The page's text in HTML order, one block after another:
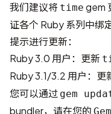
我们建议将 time gem
证各个 Ruby 系列中绑
提示进行更新：
Ruby 3.0 用户：更新
Ruby 3.1/3.2 用户：更
您可以通过 gem
bundler，请在您的